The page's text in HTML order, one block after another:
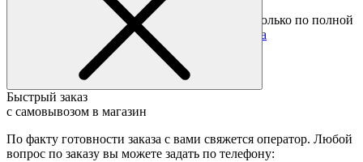
Подробные условия
Товары со скидкой отправляются по России только по полной
предоплате. Все подробности в разделе
оплата
Быстрый заказ
с самовывозом в магазин
По факту готовности заказа с вами свяжется оператор. Любой
вопрос по заказу вы можете задать по телефону: